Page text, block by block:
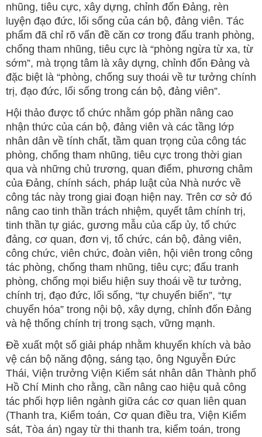
nhũng, tiêu cực, xây dựng, chỉnh đốn Đảng, rèn
luyện đạo đức, lối sống của cán bộ, đảng viên. Tác
phẩm đã chỉ rõ vấn đề căn cơ trong đấu tranh phòng,
chống tham nhũng, tiêu cực là “phòng ngừa từ xa, từ
sớm”, mà trọng tâm là xây dựng, chỉnh đốn Đảng và
đặc biệt là “phòng, chống suy thoái về tư tưởng chính
trị, đạo đức, lối sống trong cán bộ, đảng viên”.
Hội thảo được tổ chức nhằm góp phần nâng cao
nhận thức của cán bộ, đảng viên và các tầng lớp
nhân dân về tính chất, tầm quan trọng của công tác
phòng, chống tham nhũng, tiêu cực trong thời gian
qua và những chủ trương, quan điểm, phương châm
của Đảng, chính sách, pháp luật của Nhà nước về
công tác này trong giai đoạn hiện nay. Trên cơ sở đó
nâng cao tinh thần trách nhiệm, quyết tâm chính trị,
tinh thần tự giác, gương mẫu của cấp ủy, tổ chức
đảng, cơ quan, đơn vị, tổ chức, cán bộ, đảng viên,
công chức, viên chức, đoàn viên, hội viên trong công
tác phòng, chống tham nhũng, tiêu cực; đấu tranh
phòng, chống mọi biểu hiện suy thoái về tư tưởng,
chính trị, đạo đức, lối sống, “tự chuyển biến”, “tự
chuyển hóa” trong nội bộ, xây dựng, chỉnh đốn Đảng
và hệ thống chính trị trong sạch, vững mạnh.
Đề xuất một số giải pháp nhằm khuyến khích và bảo
vệ cán bộ năng động, sáng tạo, ông Nguyễn Đức
Thái, Viện trưởng Viện Kiểm sát nhân dân Thành phố
Hồ Chí Minh cho rằng, cần nâng cao hiệu quả công
tác phối hợp liên ngành giữa các cơ quan liên quan
(Thanh tra, Kiểm toán, Cơ quan điều tra, Viện Kiểm
sát, Tòa án) ngay từ thi thanh tra, kiểm toán, trong